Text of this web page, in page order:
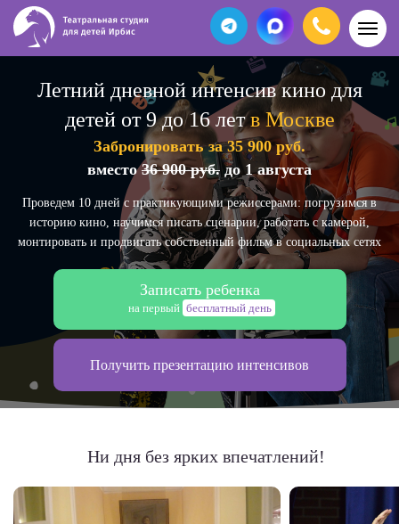
Летний дневной интенсив кино для
детей от 9 до 16 летв Москве
Забронировать за 35 900 руб.
вместо36 900 руб.до 1 августа
Проведем 10 дней с практикующими режиссерами: погрузимся в
историю кино, научимся писать сценарии, работать с камерой,
монтировать и продвигать собственный фильм в социальных сетях
Записать ребенка
на первый бесплатный день
Получить презентацию интенсивов
Ни дня без ярких впечатлений!